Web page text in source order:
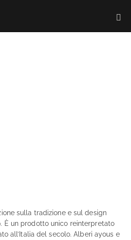
sulla tradizione e sul design
È un prodotto unico reinterpretato
all’Italia del secolo. Alberi ayous e